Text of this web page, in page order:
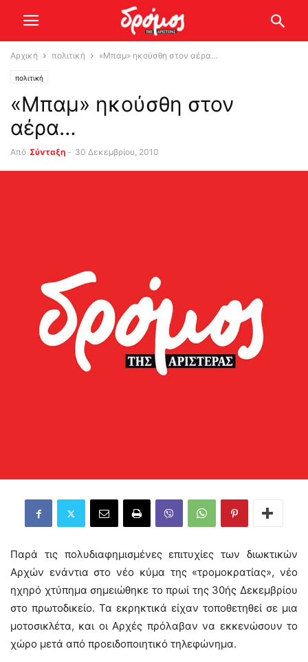
Αρχική πολιτική «Μπαμ» ηκούσθη στον αέρα…
πολιτική
«Μπαμ» ηκούσθη στον
αέρα…
Από Σύνταξη - 30 Δεκεμβρίου, 2010
Παρά τις πολυδιαφημισμένες επιτυχίες των διωκτικών
Aρχών ενάντια στο νέο κύμα της «τρομοκρατίας», νέο
ηχηρό χτύπημα σημειώθηκε το πρωί της 30ής Δεκεμβρίου
στο πρωτοδικείο. Τα εκρηκτικά είχαν τοποθετηθεί σε μια
μοτοσικλέτα, και οι Αρχές πρόλαβαν να εκκενώσουν το
χώρο μετά από προειδοποιητικό τηλεφώνημα.